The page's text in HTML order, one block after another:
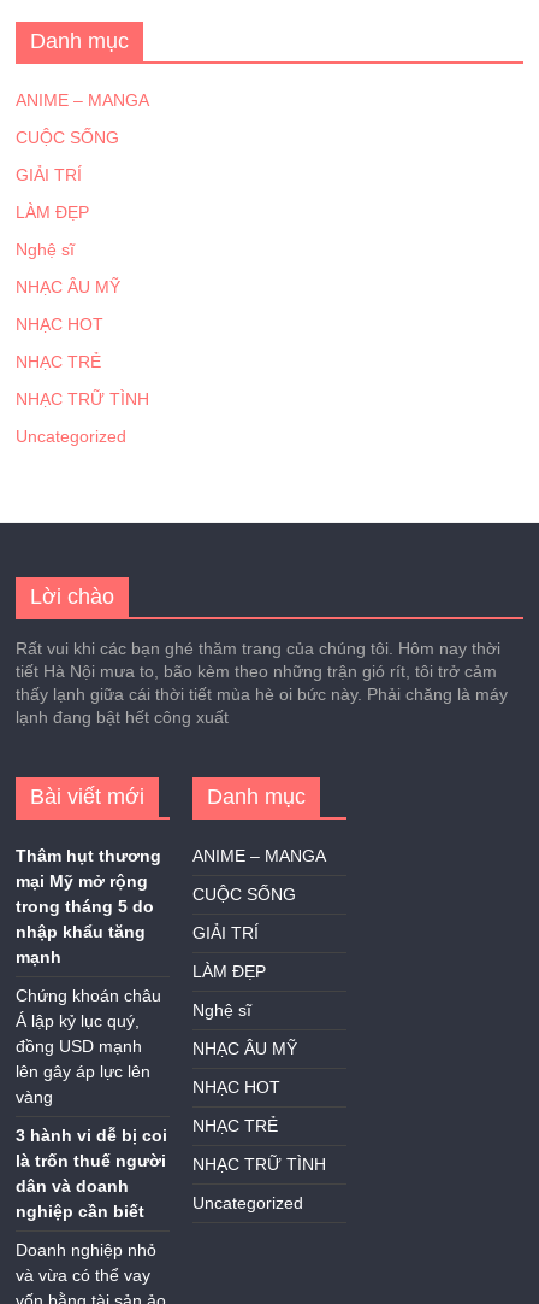
Danh mục
ANIME – MANGA
CUỘC SỐNG
GIẢI TRÍ
LÀM ĐẸP
Nghệ sĩ
NHẠC ÂU MỸ
NHẠC HOT
NHẠC TRẺ
NHẠC TRỮ TÌNH
Uncategorized
Lời chào
Rất vui khi các bạn ghé thăm trang của chúng tôi. Hôm nay thời
tiết Hà Nội mưa to, bão kèm theo những trận gió rít, tôi trở cảm
thấy lạnh giữa cái thời tiết mùa hè oi bức này. Phải chăng là máy
lạnh đang bật hết công xuất
Bài viết mới
Thâm hụt thương
mại Mỹ mở rộng
trong tháng 5 do
nhập khẩu tăng
mạnh
Chứng khoán châu
Á lập kỷ lục quý,
đồng USD mạnh
lên gây áp lực lên
vàng
3 hành vi dễ bị coi
là trốn thuế người
dân và doanh
nghiệp cần biết
Doanh nghiệp nhỏ
và vừa có thể vay
Danh mục
ANIME – MANGA
CUỘC SỐNG
GIẢI TRÍ
LÀM ĐẸP
Nghệ sĩ
NHẠC ÂU MỸ
NHẠC HOT
NHẠC TRẺ
NHẠC TRỮ TÌNH
Uncategorized